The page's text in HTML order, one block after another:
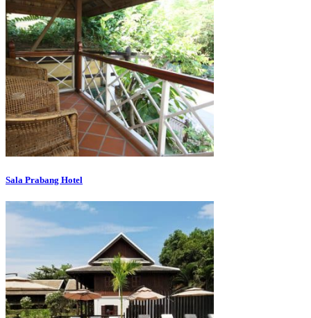
Sala Prabang Hotel